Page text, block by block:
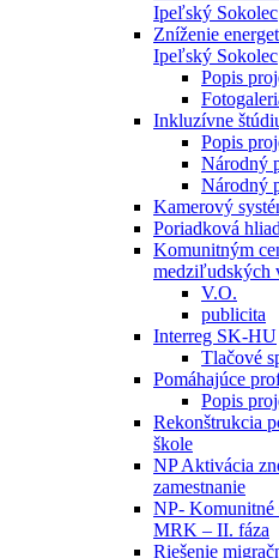
Ipeľský Sokolec
Zníženie
Ipeľský Sokolec
Popis
Inkluzívne
Popis
Národný
Národný
Kamerový
Poriadková
Komunitným
medziľudských
V.O.
publicita
Interreg SK-HU
Tlačové
Pomáhajúce
Popis
Rekonštrukcia
škole
NP Aktivácia
zamestnanie
NP- Komunitné
MRK – II. fáza
Riešenie